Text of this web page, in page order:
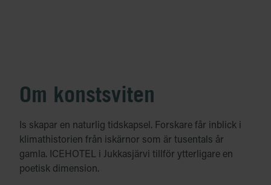
Om konstsviten
Is skapar en naturlig tidskapsel. Forskare får inblick i
klimathistorien från iskärnor som är tusentals år
gamla. ICEHOTEL i Jukkasjärvi tillför ytterligare en
poetisk dimension.